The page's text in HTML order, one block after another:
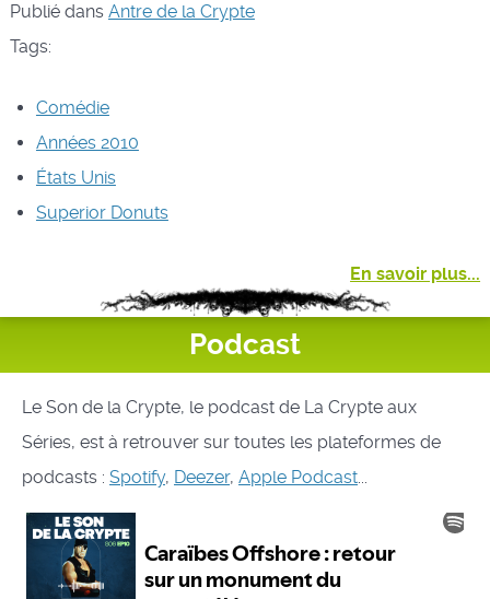
Publié dans Antre de la Crypte
Tags:
Comédie
Années 2010
États Unis
Superior Donuts
En savoir plus...
Podcast
Le Son de la Crypte, le podcast de La Crypte aux
Séries, est à retrouver sur toutes les plateformes de
podcasts : Spotify, Deezer, Apple Podcast...